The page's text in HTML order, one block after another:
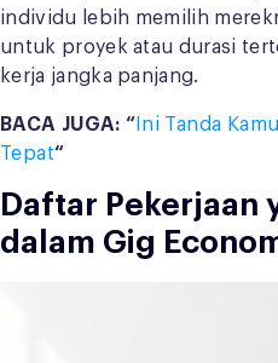
individu lebih memilih
untuk proyek atau durasi
kerja jangka panjang.
BACA JUGA: “ Ini Tanda
Tepat“
Daftar Pekerjaan
dalam Gig